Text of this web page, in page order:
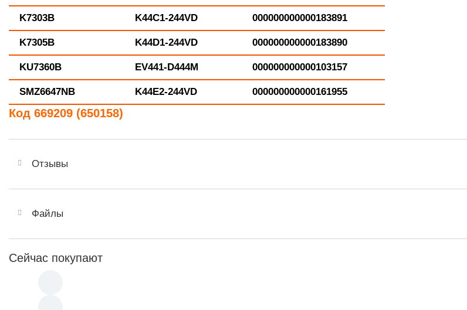
K7303B K44C1-244VD 000000000000183891
K7305B K44D1-244VD 000000000000183890
KU7360B EV441-D444M 000000000000103157
SMZ6647NB K44E2-244VD 000000000000161955
Код 669209 (650158)
Отзывы
Файлы
Сейчас покупают